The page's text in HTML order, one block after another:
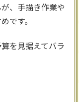
、手描き作業や
です。
を見据えてバラ